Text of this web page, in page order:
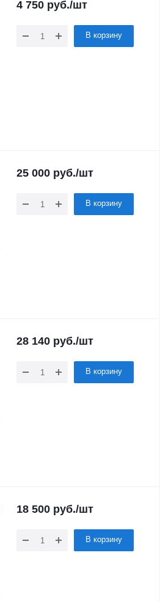
4 750 руб./шт
В корзину
25 000 руб./шт
В корзину
28 140 руб./шт
В корзину
18 500 руб./шт
В корзину